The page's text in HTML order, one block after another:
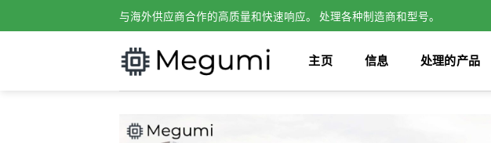
to
与海外供应商合作的高质量和快速响应。 处理各种制造商和型号。
主页 信息 处理的产品